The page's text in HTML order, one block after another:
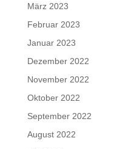
März 2023
Februar 2023
Januar 2023
Dezember 2022
November 2022
Oktober 2022
September 2022
August 2022